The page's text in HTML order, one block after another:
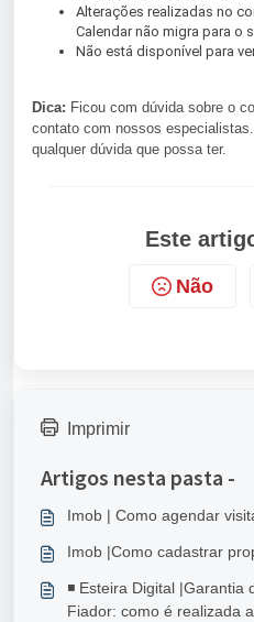
Alterações realizadas no
Calendar não migra para o
Não está disponível para
Dica: Ficou com dúvida sobre o
contato com nossos especialistas.
qualquer dúvida que possa ter.
Este
Não
Imprimir
Artigos nesta pasta -
Imob | Como agendar
Imob |Como cadastrar
◾ Esteira Digital
Fiador: como é realizada